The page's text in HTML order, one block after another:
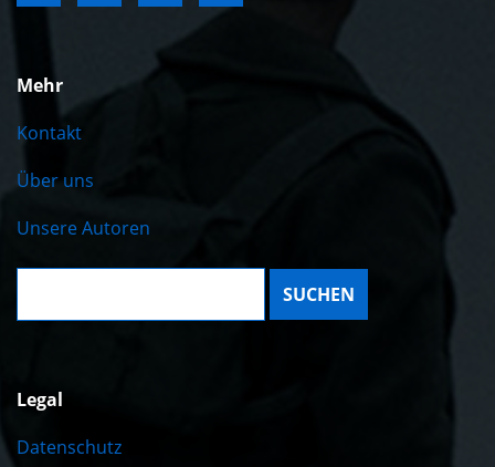
Mehr
Kontakt
Über uns
Unsere Autoren
Suche:
Legal
Datenschutz